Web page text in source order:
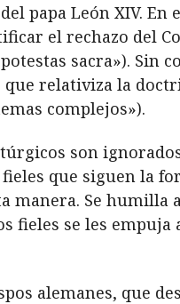
papa León XIV.
el rechazo del
sacra»).
relativiza la
complejos»).
son
fieles que siguen la
manera. Se
fieles se les
alemanes, que